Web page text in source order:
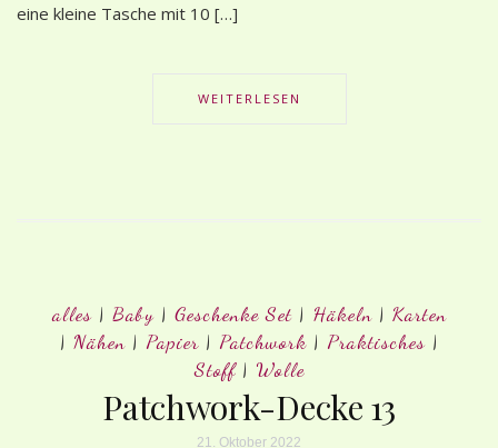
eine kleine Tasche mit 10 […]
WEITERLESEN
alles| Baby| Geschenke Set | Häkeln| Karten
| Nähen| Papier| Patchwork| Praktisches|
Stoff| Wolle
Patchwork-Decke 13
21. Oktober 2022